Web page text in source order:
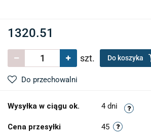
1320.51
szt. Do koszyka
Do przechowalni
Wysyłka w ciągu ok. 4 dni
Cena przesyłki 45